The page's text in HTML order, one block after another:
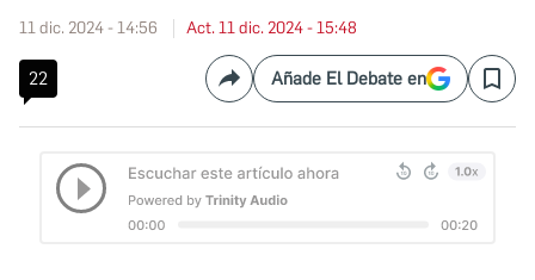
11 dic. 2024 - 14:56 Act. 11 dic. 2024 - 15:48
22 CompartirAñade El Debate en Save